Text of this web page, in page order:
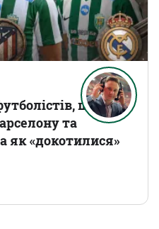
що
та
як «докотилися»